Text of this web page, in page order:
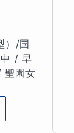
いり
）/国
/ 早
聖園女